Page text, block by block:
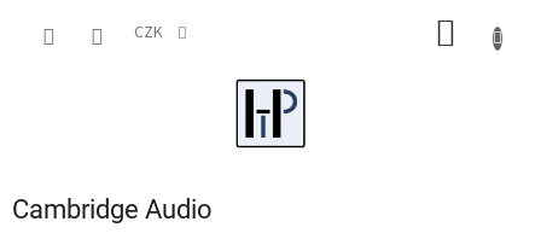
CZK
Cambridge Audio